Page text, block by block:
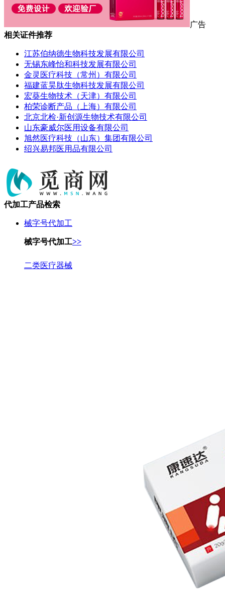
广告
相关证件推荐
江苏伯纳德生物科技发展有限公司
无锡东峰怡和科技发展有限公司
金灵医疗科技（常州）有限公司
福建蓝昊肽生物科技发展有限公司
宏葵生物技术（天津）有限公司
柏荣诊断产品（上海）有限公司
北京北检·新创源生物技术有限公司
山东豪威尔医用设备有限公司
旭然医疗科技（山东）集团有限公司
绍兴易邦医用品有限公司
代加工产品检索
械字号代加工
械字号代加工>>
二类医疗器械